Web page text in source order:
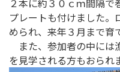
２本に約３０ｃｍ間隔
プレートも付けました。
められ、来年３月まで育
また、参加者の中には
を見学される方もおられ